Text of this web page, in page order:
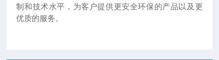
制和技术水平，为客户提供更安全环保的产品以及更
优质的服务。